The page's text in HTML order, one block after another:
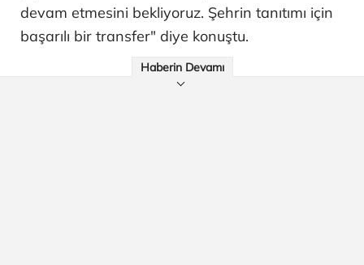
devam etmesini bekliyoruz. Şehrin tanıtımı için
başarılı bir transfer" diye konuştu.
Haberin Devamı